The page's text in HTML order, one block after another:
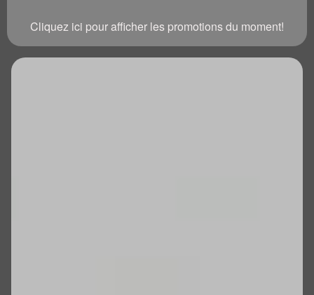
Cliquez ici pour afficher les promotions du moment!